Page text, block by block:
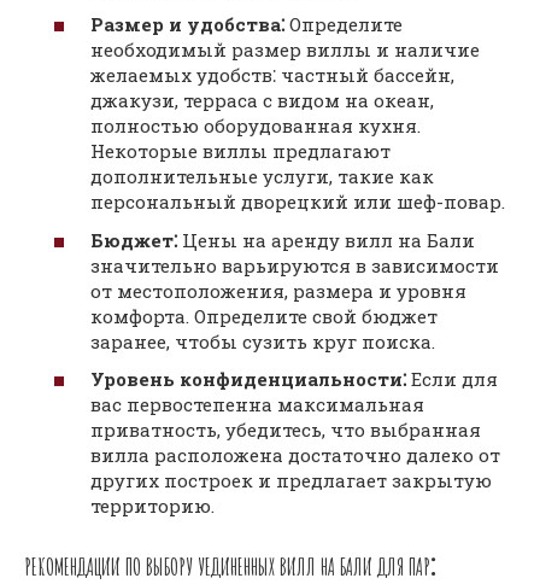
Размер и удобства⁚ Определите
необходимый размер виллы и наличие
желаемых удобств⁚ частный бассейн,
джакузи, терраса с видом на океан,
полностью оборудованная кухня.
Некоторые виллы предлагают
дополнительные услуги, такие как
персональный дворецкий или шеф-повар.
Бюджет⁚ Цены на аренду вилл на Бали
значительно варьируются в зависимости
от местоположения, размера и уровня
комфорта. Определите свой бюджет
заранее, чтобы сузить круг поиска.
Уровень конфиденциальности⁚ Если для
вас первостепенна максимальная
приватность, убедитесь, что выбранная
вилла расположена достаточно далеко от
других построек и предлагает закрытую
территорию.
РЕКОМЕНДАЦИИ ПО ВЫБОРУ УЕДИНЕННЫХ ВИЛЛ НА БАЛИ ДЛЯ ПАР⁚